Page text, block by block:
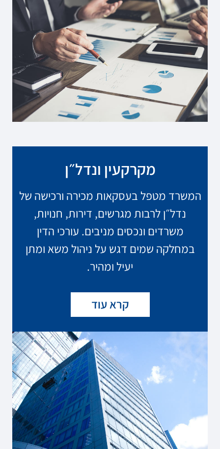
מקרקעין ונדל״ן
המשרד מטפל בעסקאות מכירה ורכישה של
נדל״ן לרבות מגרשים, דירות, חנויות,
משרדים ונכסים מניבים. עורכי הדין
במחלקה שמים דגש על ניהול משא ומתן
יעיל ומהיר.
קרא עוד